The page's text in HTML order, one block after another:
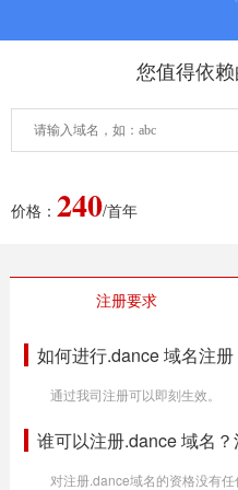
您值得依
价格： 240/首年
注册要求
如何进行.dance 域名注册
通过我司注册可以即刻生效。
谁可以注册.dance 域名
对注册.dance域名的资格没有